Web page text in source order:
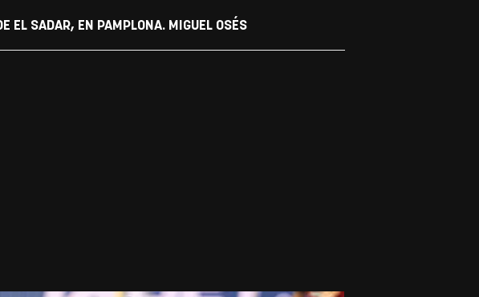
EL SADAR, EN PAMPLONA. MIGUEL OSÉS